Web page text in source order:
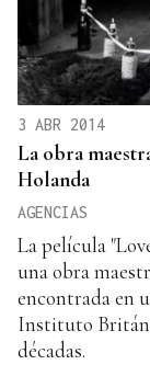
3 ABR 2014
La obra
Holanda
AGENCIAS
La película
una obra
encontrada en
Instituto
décadas.